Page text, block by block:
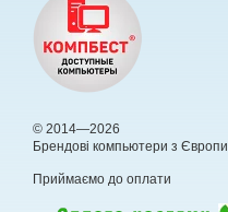
© 2014—2026
Брендові компьютери з Європи
Приймаємо до оплати